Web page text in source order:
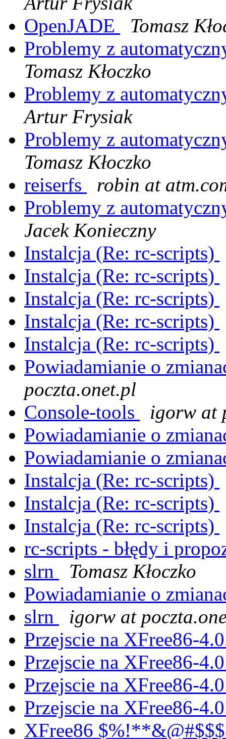
OpenJADE
Tomasz
Problemy z
Tomasz Kłoczko
Problemy z
Artur Frysiak
Problemy z
Tomasz Kłoczko
reiserfs
robin at
Problemy z
Jacek Konieczny
Instalcja (Re: rc-scripts)
Instalcja (Re: rc-scripts)
Instalcja (Re: rc-scripts)
Instalcja (Re: rc-scripts)
Instalcja (Re: rc-scripts)
Powiadamianie o
poczta.onet.pl
Console-tools
igorw at
Powiadamianie o
Powiadamianie o
Instalcja (Re: rc-scripts)
Instalcja (Re: rc-scripts)
Instalcja (Re: rc-scripts)
rc-scripts - błędy i
slrn
Tomasz Kłoczko
Powiadamianie o
slrn
igorw at
Przejscie na XFree86-
Przejscie na XFree86-
Przejscie na XFree86-
Przejscie na XFree86-
XFree86